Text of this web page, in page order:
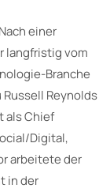
einer
langfristig vom
Branche
Reynolds
als Chief
Digital,
arbeitete der
in der